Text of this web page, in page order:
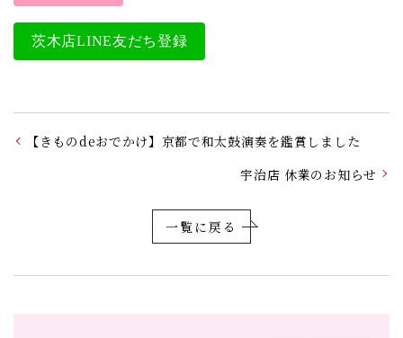
茨木店LINE友だち登録
【きものdeおでかけ】京都で和太鼓演奏を鑑賞しました
宇治店 休業のお知らせ
一覧に戻る